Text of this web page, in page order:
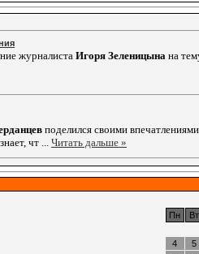
журналиста Игоря Зеленицына на
поделился своими
чт
Читать дальше »
Пн Вт
4
5